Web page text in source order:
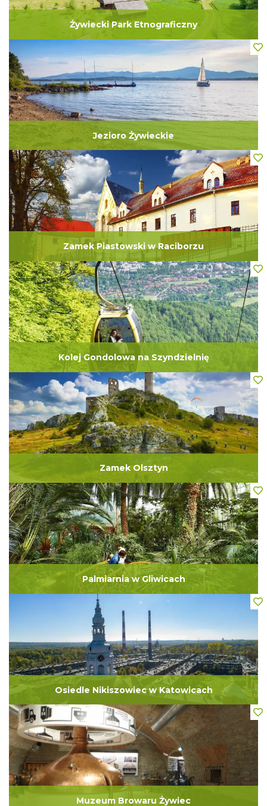
Żywiecki Park Etnograficzny
Jezioro Żywieckie
Zamek Piastowski w Raciborzu
Kolej Gondolowa na Szyndzielnię
Zamek Olsztyn
Palmiarnia w Gliwicach
Osiedle Nikiszowiec w Katowicach
Muzeum Browaru Żywiec